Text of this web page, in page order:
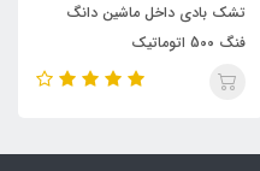
تشک بادی داخل ماشین دانگ
فنگ 500 اتوماتیک